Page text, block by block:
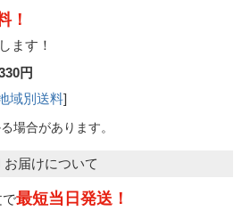
！
します！
円
域別送料]
場合があります。
お届けについて
で最短当日発送！